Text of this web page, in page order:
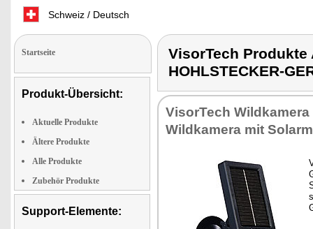
Schweiz / Deutsch
Startseite
Produkt-Übersicht:
Aktuelle Produkte
Ältere Produkte
Alle Produkte
Zubehör Produkte
Support-Elemente:
VisorTech Produkte
HOHLSTECKER-
VisorTech Wildkamera
Wildkamera mit